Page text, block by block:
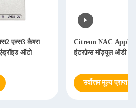
एक्स3 कैमरा
ऑटो
Citreon NAC Apple
इंटरफ़ेस मॉड्यूल ऑडी
सर्वोत्तम मूल्य प्राप्त